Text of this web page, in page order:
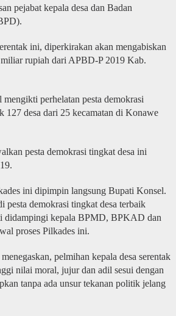
pejabat kepala desa dan Badan
ini, diperkirakan akan mengabiskan
rupiah dari APBD-P 2019 Kab.
perhelatan pesta demokrasi
127 desa dari 25 kecamatan di Konawe
pesta demokrasi tingkat desa ini
ini dipimpin langsung Bupati Konsel.
pesta demokrasi tingkat desa terbaik
didampingi kepala BPMD, BPKAD dan
proses Pilkades ini.
pelmihan kepala desa serentak
nilai moral, jujur dan adil sesui dengan
tanpa ada unsur tekanan politik jelang